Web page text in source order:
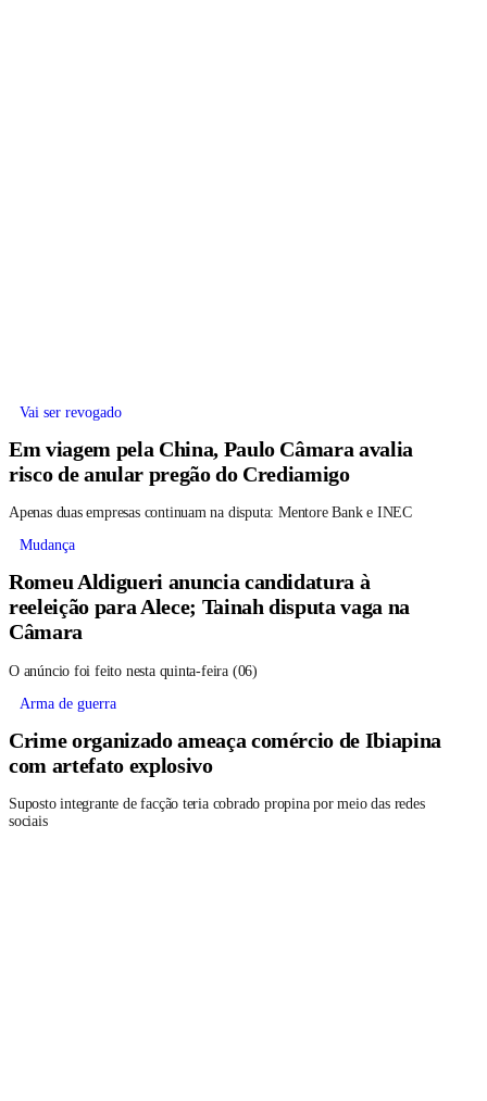
Vai ser revogado
Em viagem pela China, Paulo Câmara avalia
risco de anular pregão do Crediamigo
Apenas duas empresas continuam na disputa: Mentore Bank e INEC
Mudança
Romeu Aldigueri anuncia candidatura à
reeleição para Alece; Tainah disputa vaga na
Câmara
O anúncio foi feito nesta quinta-feira (06)
Arma de guerra
Crime organizado ameaça comércio de Ibiapina
com artefato explosivo
Suposto integrante de facção teria cobrado propina por meio das redes
sociais